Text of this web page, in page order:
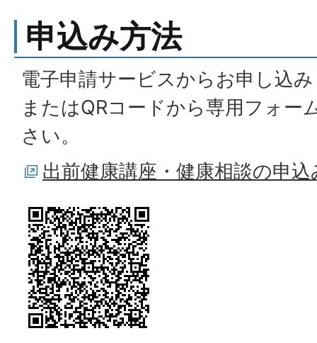
申込み方法
電子申請サービスからお申し込
またはQRコードから専用フォー
さい。
出前健康講座・健康相談の申